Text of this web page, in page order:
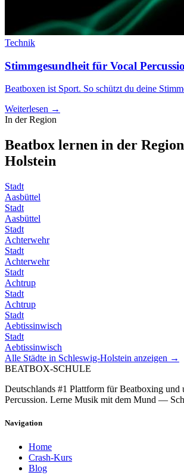
Technik
Stimmgesundheit für Vocal
Beatboxen ist Sport. So schützt du deine
Weiterlesen →
In der Region
Beatbox lernen in der Region
Holstein
Stadt
Aasbüttel
Stadt
Aasbüttel
Stadt
Achterwehr
Stadt
Achterwehr
Stadt
Achtrup
Stadt
Achtrup
Stadt
Aebtissinwisch
Stadt
Aebtissinwisch
Alle Städte in Schleswig-Holstein anzeigen →
BEATBOX-SCHULE
Deutschlands #1 Plattform für Beatboxing und
Percussion. Lerne Musik mit dem Mund —
Navigation
Home
Crash-Kurs
Blog